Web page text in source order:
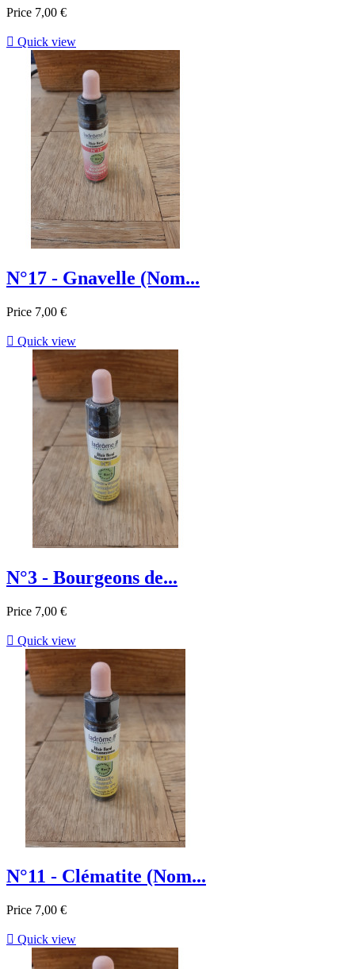
Price 7,00 €
 Quick view
N°17 - Gnavelle (Nom...
Price 7,00 €
 Quick view
N°3 - Bourgeons de...
Price 7,00 €
 Quick view
N°11 - Clématite (Nom...
Price 7,00 €
 Quick view